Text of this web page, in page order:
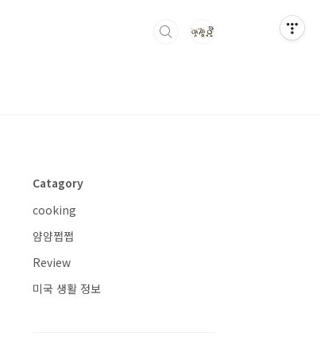
Catagory
cooking
얌얌쩝쩝
Review
미국 생활 정보